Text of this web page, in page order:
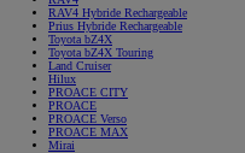
RAV4 Hybride Rechargeable
Prius Hybride Rechargeable
Toyota bZ4X
Toyota bZ4X Touring
Land Cruiser
Hilux
PROACE CITY
PROACE
PROACE Verso
PROACE MAX
Mirai